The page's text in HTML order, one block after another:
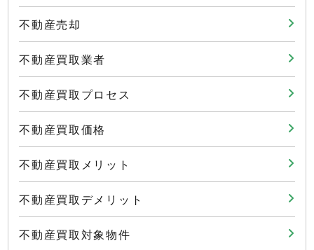
不動産売却
不動産買取業者
不動産買取プロセス
不動産買取価格
不動産買取メリット
不動産買取デメリット
不動産買取対象物件